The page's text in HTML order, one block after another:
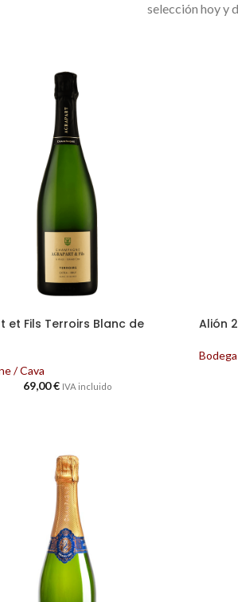
selección hoy y
et Fils Terroirs Blanc de
/ Cava
69,00€ IVA incluido
Alión